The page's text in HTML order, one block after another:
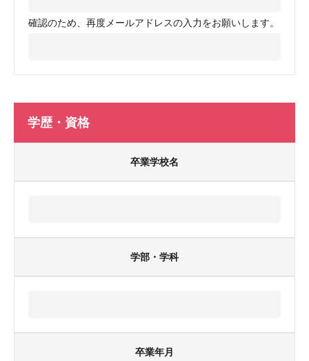
確認のため、再度メールアドレスの入力をお願いします。
学歴・資格
卒業学校名
学部・学科
卒業年月